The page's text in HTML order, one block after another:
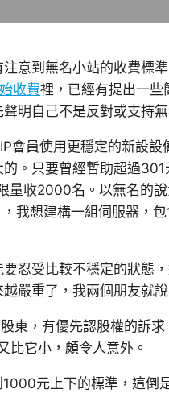
意到無名小站的收費標
收費裡，已經有提出一些
明自己不是反對或支持
會員使用更穩定的新設
。只要曾經暫助超過
量收2000名。以無名的
我想建構一組伺服器，
忍受比較不穩定的狀態
嚴重了，我兩個朋友就
東，有優先認股權的訴
比它小，頗令人意外。
元上下的標準，這倒